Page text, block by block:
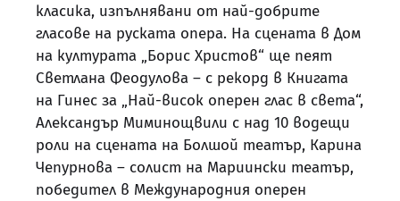
класика, изпълнявани от най-добрите
гласове на руската опера. На сцената в Дом
на културата „Борис Христов“ ще пеят
Светлана Феодулова – с рекорд в Книгата
на Гинес за „Най-висок оперен глас в света“,
Александър Миминощвили с над 10 водещи
роли на сцената на Болшой театър, Карина
Чепурнова – солист на Мариински театър,
победител в Международния оперен